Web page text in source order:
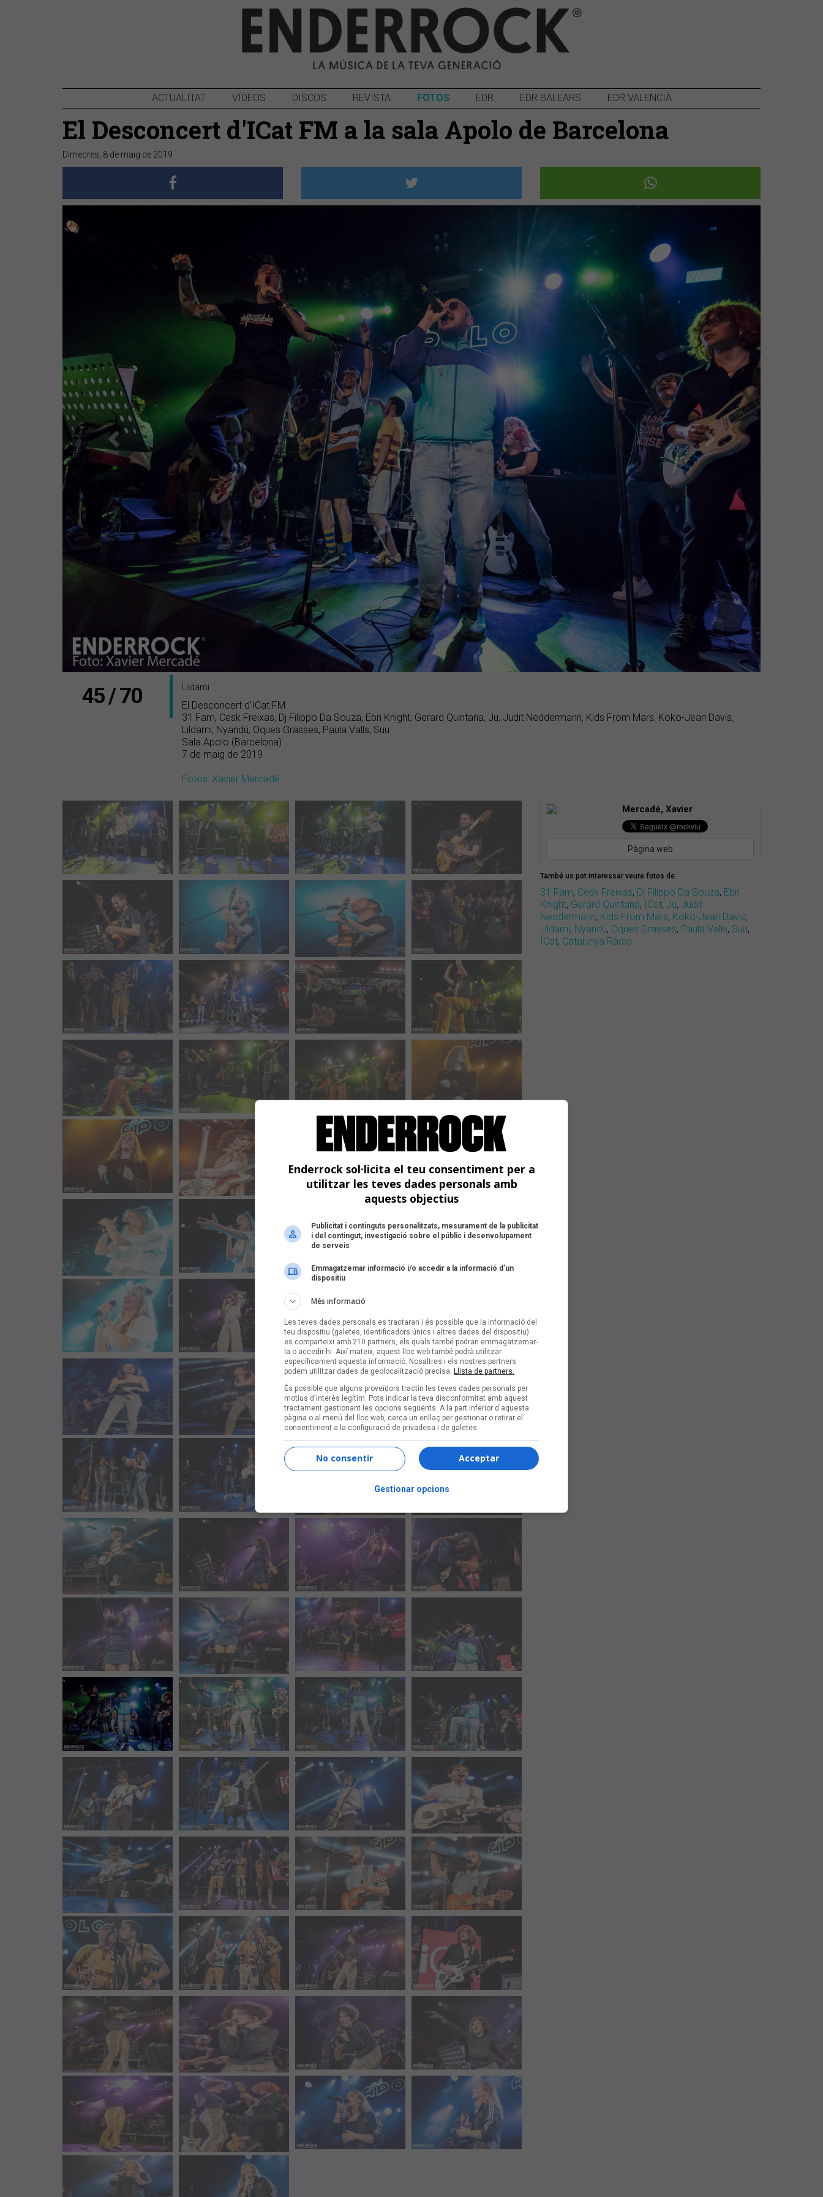
ACTUALITAT VÍDEOS DISCOS REVISTA FOTOS EDR EDR BALEARS EDR VALENCIÀ
El Desconcert d'ICat FM a la sala Apolo de Barcelona
Dimecres, 8 de maig de 2019
45 / 70 Lildami
El Desconcert d'ICat FM
31 Fam, Cesk Freixas, Dj Filippo Da Souza, Ebri Knight, Gerard Quintana, Ju, Judit Neddermann, Kids From Mars, Koko-Jean Davis,
Lildami, Nyandú, Oques Grasses, Paula Valls, Suu
Sala Apolo (Barcelona)
7 de maig de 2019
Fotos: Xavier Mercadé
Mercadé, Xavier
Pàgina web
També us pot interessar veure fotos de:
31 Fam, Cesk Freixas, Dj Filippo Da Souza, Ebri
Knight, Gerard Quintana, ICat, Ju, Judit
Neddermann, Kids From Mars, Koko-Jean Davis,
Lildami, Nyandú, Oques Grasses, Paula Valls, Suu,
ICat, Catalunya Ràdio
Enderrock sol·licita el teu consentiment per a
utilitzar les teves dades personals amb
aquests objectius
Publicitat i continguts personalitzats, mesurament de la publicitat
i del contingut, investigació sobre el públic i desenvolupament
de serveis
Emmagatzemar informació i/o accedir a la informació d’un
dispositiu
Més informació
Les teves dades personals es tractaran i és possible que la informació del
teu dispositiu (galetes, identificadors únics i altres dades del dispositiu)
es comparteixi amb 210 partners, els quals també podran emmagatzemar-
la o accedir-hi. Així mateix, aquest lloc web també podrà utilitzar
específicament aquesta informació. Nosaltres i els nostres partners
podem utilitzar dades de geolocalització precisa. Llista de partners.
És possible que alguns proveïdors tractin les teves dades personals per
motius d'interès legítim. Pots indicar la teva disconformitat amb aquest
tractament gestionant les opcions següents. A la part inferior d'aquesta
pàgina o al menú del lloc web, cerca un enllaç per gestionar o retirar el
consentiment a la configuració de privadesa i de galetes.
Acceptar
No consentir
Gestionar opcions